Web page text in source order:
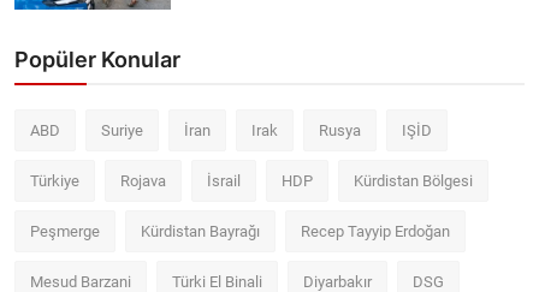
Popüler Konular
ABD Suriye İran Irak Rusya IŞİD
Türkiye Rojava İsrail HDP Kürdistan Bölgesi
Peşmerge Kürdistan Bayrağı Recep Tayyip Erdoğan
Mesud Barzani Türki El Binali Diyarbakır DSG